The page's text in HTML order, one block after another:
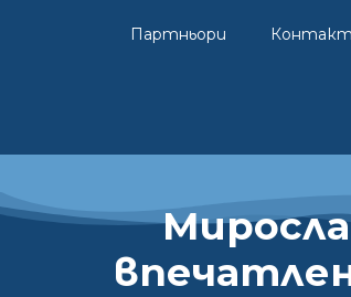
Партньори